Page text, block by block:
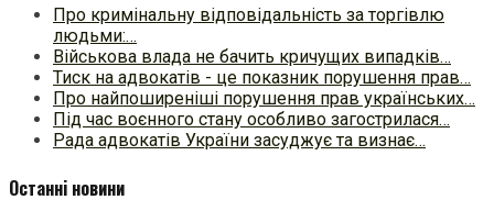
Про кримінальну відповідальність за торгівлю
людьми:…
Військова влада не бачить кричущих випадків…
Тиск на адвокатів - це показник порушення прав…
Про найпоширеніші порушення прав українських…
Під час воєнного стану особливо загострилася…
Рада адвокатів України засуджує та визнає…
Останні новини